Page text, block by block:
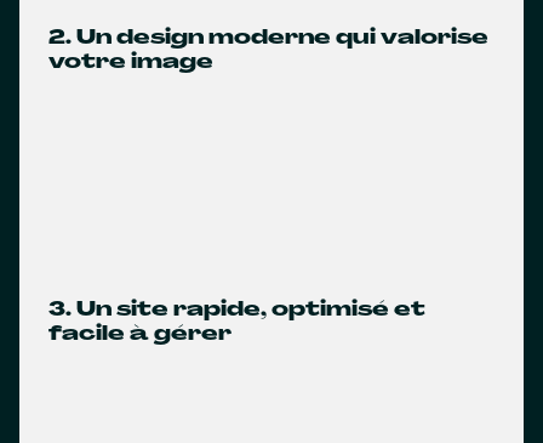
2. Un design moderne qui valorise
votre image
3. Un site rapide, optimisé et
facile à gérer